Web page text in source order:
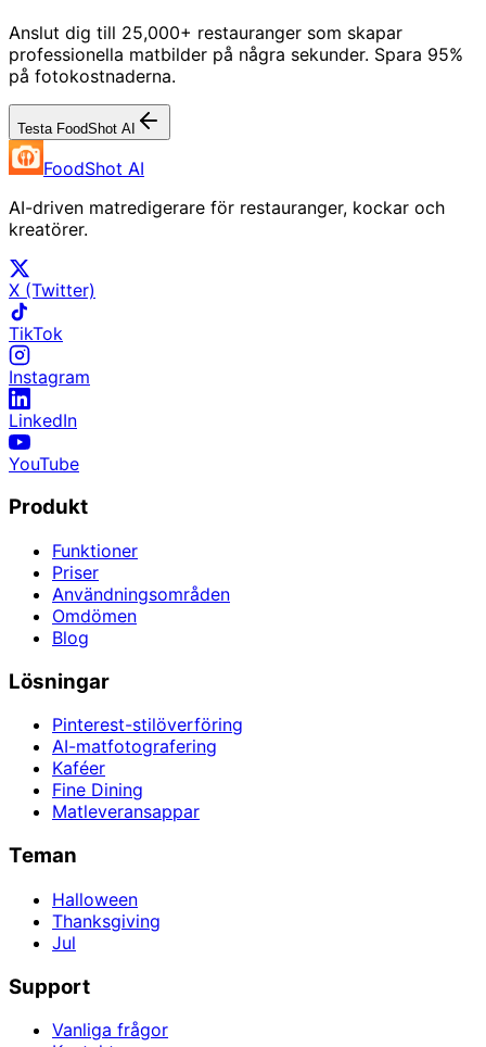
Anslut dig till 25,000+ restauranger som skapar
professionella matbilder på några sekunder. Spara 95%
på fotokostnaderna.
Testa FoodShot AI
FoodShot AI
AI-driven matredigerare för restauranger, kockar och
kreatörer.
X (Twitter)
TikTok
Instagram
LinkedIn
YouTube
Produkt
Funktioner
Priser
Användningsområden
Omdömen
Blog
Lösningar
Pinterest-stilöverföring
AI-matfotografering
Kaféer
Fine Dining
Matleveransappar
Teman
Halloween
Thanksgiving
Jul
Support
Vanliga frågor